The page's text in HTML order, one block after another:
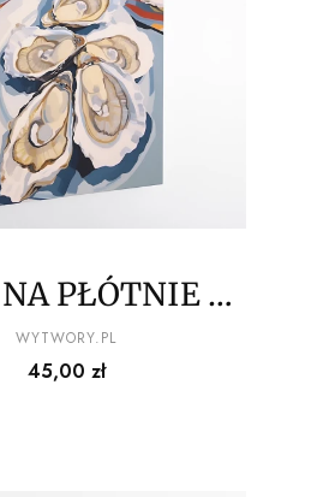
PŁÓTNIE La
Vita - Ostrygi z
na letnim
PRODUCENT
WYTWORY.PL
Cena
45,00 zł